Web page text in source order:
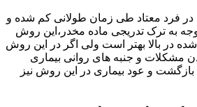
فرد معتاد طی زمان طولانی کم شده و
به ترک تدریجی ماده مخدر،این روش
در بالا بهتر است ولی اگر در این روش
مشکلات و جنبه های روانی بیماری
بازگشت و عود بیماری در این روش نیز